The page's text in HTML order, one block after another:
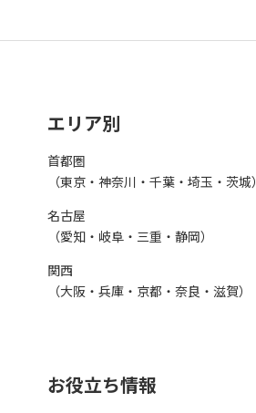
エリア別
首都圏
（東京・神奈川・千葉・埼玉・茨城）
名古屋
（愛知・岐阜・三重・静岡）
関西
（大阪・兵庫・京都・奈良・滋賀）
お役立ち情報